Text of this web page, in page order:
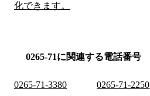
化できます。
0265-71に関連する電話番号
0265-71-3380 0265-71-2250